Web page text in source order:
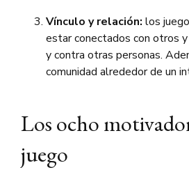
Vínculo y relación: los
estar conectados con otros
y contra otras personas.
comunidad alrededor de un
Los ocho
juego